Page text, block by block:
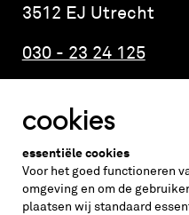
3512 EJ Utrecht
030 - 23 24 125
Altijd weten wat
vraag de
cookies
essentiële cookies
Voor het goed functioneren
omgeving en om de
plaatsen wij standaard